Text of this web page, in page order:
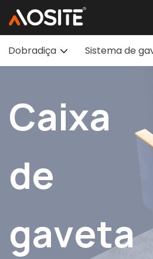
Dobradiça Sistema de
Caixa
de
gaveta